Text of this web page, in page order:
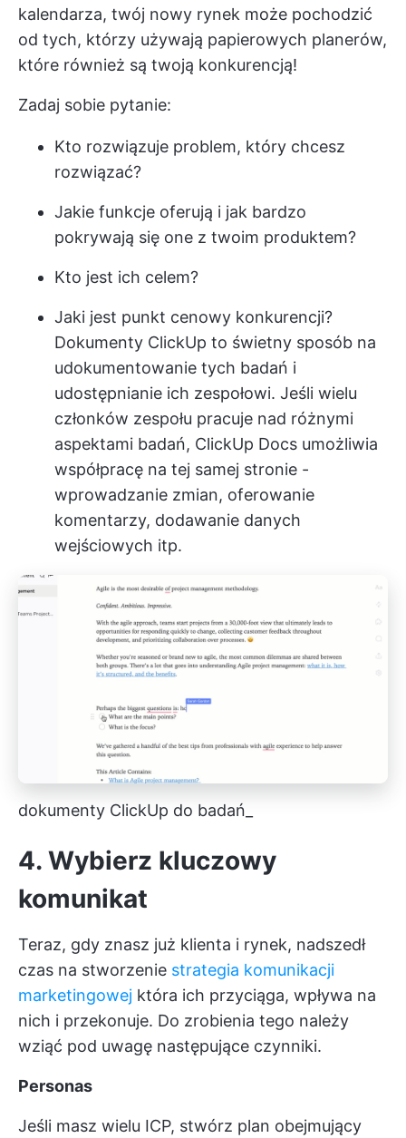
kalendarza, twój nowy rynek może pochodzić
od tych, którzy używają papierowych planerów,
które również są twoją konkurencją!
Zadaj sobie pytanie:
Kto rozwiązuje problem, który chcesz
rozwiązać?
Jakie funkcje oferują i jak bardzo
pokrywają się one z twoim produktem?
Kto jest ich celem?
Jaki jest punkt cenowy konkurencji?
Dokumenty ClickUp to świetny sposób na
udokumentowanie tych badań i
udostępnianie ich zespołowi. Jeśli wielu
członków zespołu pracuje nad różnymi
aspektami badań, ClickUp Docs umożliwia
współpracę na tej samej stronie -
wprowadzanie zmian, oferowanie
komentarzy, dodawanie danych
wejściowych itp.
dokumenty ClickUp do badań_
4. Wybierz kluczowy
komunikat
Teraz, gdy znasz już klienta i rynek, nadszedł
czas na stworzenie strategia komunikacji
marketingowej która ich przyciąga, wpływa na
nich i przekonuje. Do zrobienia tego należy
wziąć pod uwagę następujące czynniki.
Personas
Jeśli masz wielu ICP, stwórz plan obejmujący